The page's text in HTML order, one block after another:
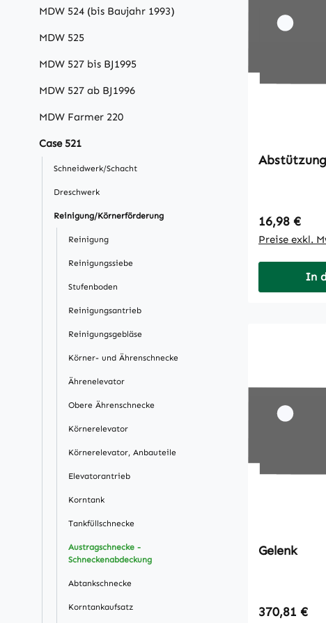
MDW 524 (bis Baujahr 1993)
MDW 525
MDW 527 bis BJ1995
MDW 527 ab BJ1996
MDW Farmer 220
Case 521
Schneidwerk/Schacht
Dreschwerk
Reinigung/Körnerförderung
Reinigung
Reinigungssiebe
Stufenboden
Reinigungsantrieb
Reinigungsgebläse
Körner- und Ährenschnecke
Ährenelevator
Obere Ährenschnecke
Körnerelevator
Körnerelevator, Anbauteile
Elevatorantrieb
Korntank
Tankfüllschnecke
Austragschnecke -
Schneckenabdeckung
Abtankschnecke
Korntankaufsatz
Abstützung
Regulärer
16,98 €
Preise exkl.
In
Gelenk
Regulärer
370,81 €